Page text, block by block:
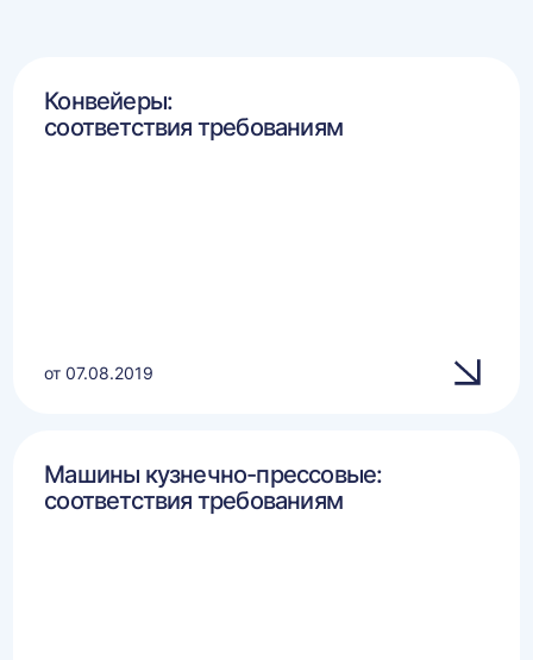
Конвейеры:
соответствия требованиям
от 07.08.2019
Машины кузнечно-прессовые:
соответствия требованиям